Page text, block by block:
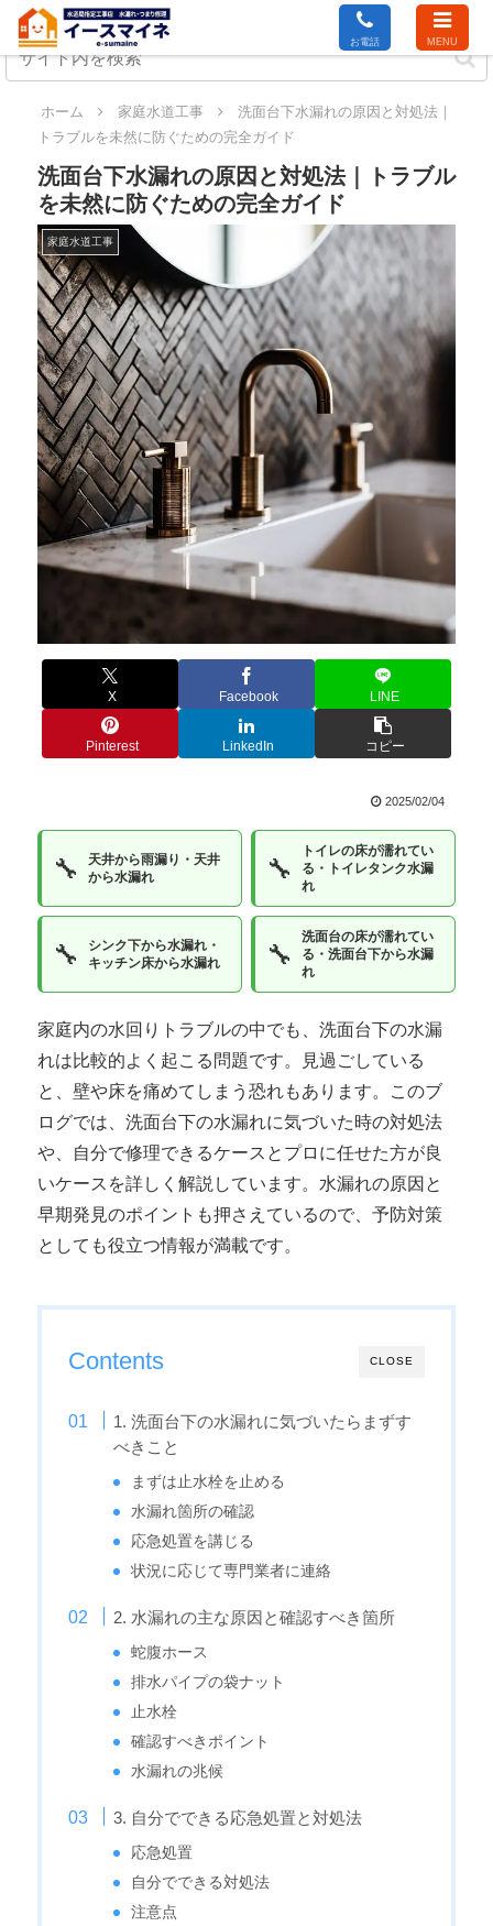
ホーム 家庭水道工事
洗面台下水漏れの原因と対処法｜
トラブルを未然に防ぐための完全ガイド
洗面台下水漏れの原因と対処法｜トラブル
を未然に防ぐための完全ガイド
家庭水道工事
X Facebook LINE
Pinterest LinkedIn コピー
2025/02/04
🔧
天井から雨漏り・天井
から水漏れ
🔧
トイレの床が濡れてい
る・トイレタンク水漏
れ
🔧
シンク下から水漏れ・
キッチン床から水漏れ
🔧
洗面台の床が濡れてい
る・洗面台下から水漏
れ
家庭内の水回りトラブルの中でも、洗面台下の水漏
れは比較的よく起こる問題です。見過ごしている
と、壁や床を痛めてしまう恐れもあります。このブ
ログでは、洗面台下の水漏れに気づいた時の対処法
や、自分で修理できるケースとプロに任せた方が良
いケースを詳しく解説しています。水漏れの原因と
早期発見のポイントも押さえているので、予防対策
としても役立つ情報が満載です。
CLOSE
Contents
1. 洗面台下の水漏れに気づいたらまずす
べきこと
まずは止水栓を止める
水漏れ箇所の確認
応急処置を講じる
状況に応じて専門業者に連絡
2. 水漏れの主な原因と確認すべき箇所
蛇腹ホース
排水パイプの袋ナット
止水栓
確認すべきポイント
水漏れの兆候
3. 自分でできる応急処置と対処法
応急処置
自分でできる対処法
注意点
お電話 MENU